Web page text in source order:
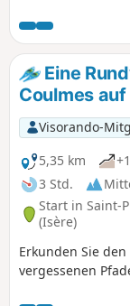
Eine
Coulmes
Visorando-
5,35 km
3 Std.
Start in Saint-
(Isère)
Erkunden Sie
vergessenen